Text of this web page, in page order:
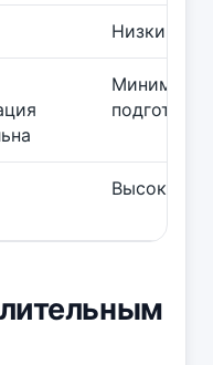
Низкий
подготовка
Высокая